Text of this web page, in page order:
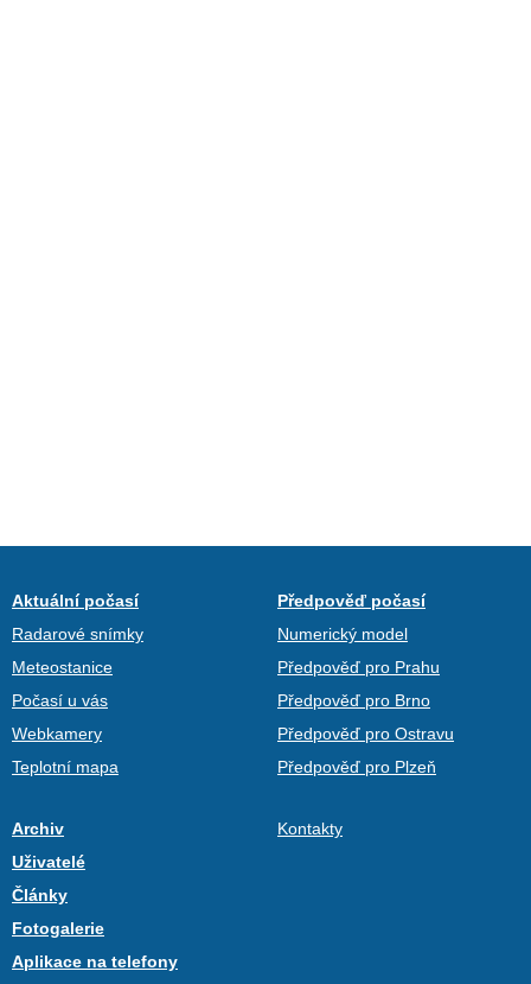
Aktuální počasí
Radarové snímky
Meteostanice
Počasí u vás
Webkamery
Teplotní mapa
Předpověď počasí
Numerický model
Předpověď pro Prahu
Předpověď pro Brno
Předpověď pro Ostravu
Předpověď pro Plzeň
Archiv
Uživatelé
Články
Fotogalerie
Aplikace na telefony
Kontakty